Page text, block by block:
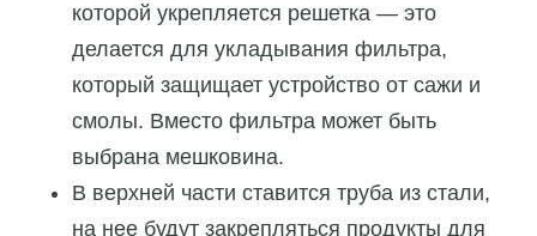
которой укрепляется решетка — это
делается для укладывания фильтра,
который защищает устройство от сажи и
смолы. Вместо фильтра может быть
выбрана мешковина.
В верхней части ставится труба из стали,
на нее будут закрепляться продукты для